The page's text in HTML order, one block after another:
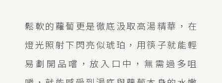
鬆軟的蘿蔔更是徹底汲取高湯精華，在
燈光照射下閃亮似琥珀，用筷子就能輕
易劃開品嚐，放入口中，無需過多咀